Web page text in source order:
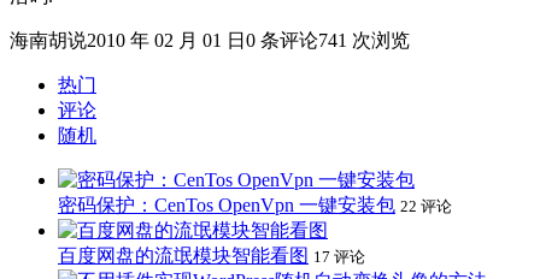
海南胡说2010 年 02 月 01 日 0 条评论741 次浏览
热门
评论
随机
密码保护：CenTos OpenVpn 一键安装包 22 评论
百度网盘的流氓模块智能看图 17 评论